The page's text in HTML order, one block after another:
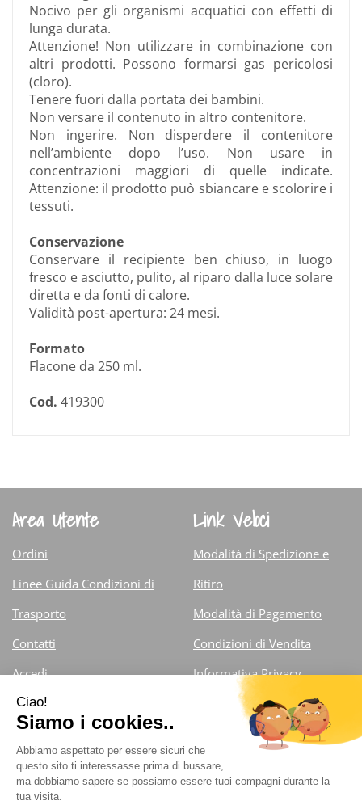
Nocivo per gli organismi acquatici con effetti di
lunga durata.
Attenzione! Non utilizzare in combinazione con
altri prodotti. Possono formarsi gas pericolosi
(cloro).
Tenere fuori dalla portata dei bambini.
Non versare il contenuto in altro contenitore.
Non ingerire. Non disperdere il contenitore
nell’ambiente dopo l’uso. Non usare in
concentrazioni maggiori di quelle indicate.
Attenzione: il prodotto può sbiancare e scolorire i
tessuti.
Conservazione
Conservare il recipiente ben chiuso, in luogo
fresco e asciutto, pulito, al riparo dalla luce solare
diretta e da fonti di calore.
Validità post-apertura: 24 mesi.
Formato
Flacone da 250 ml.
Cod. 419300
Area Utente
Ordini
Linee Guida Condizioni di
Trasporto
Contatti
Accedi
Iscrizione alla Newsletter
Link Veloci
Modalità di Spedizione e
Ritiro
Modalità di Pagamento
Condizioni di Vendita
Informativa Privacy
Cookie Policy
Farmacia Fiorentini Dr. Carlo- Via Armando Diaz 13/d
25121 Brescia (Brescia )
info@farmaciafiorentini.com